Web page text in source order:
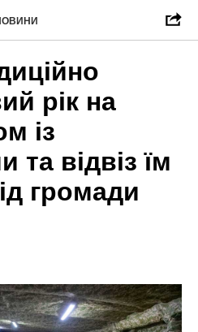
рік на
із
та відвіз їм
громади